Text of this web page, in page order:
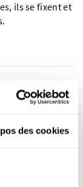
des cookies
ils se fixent et
se
pour résister